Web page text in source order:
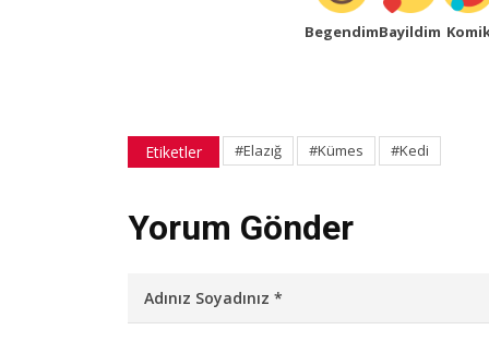
BegendimBayildim
Etiketler #Elazığ #Kümes #Kedi
Yorum Gönder